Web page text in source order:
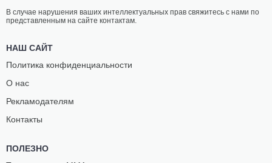
В случае нарушения ваших интеллектуальных прав свяжитесь с нами по
представленным на сайте контактам.
НАШ САЙТ
Политика конфиденциальности
О нас
Рекламодателям
Контакты
ПОЛЕЗНО